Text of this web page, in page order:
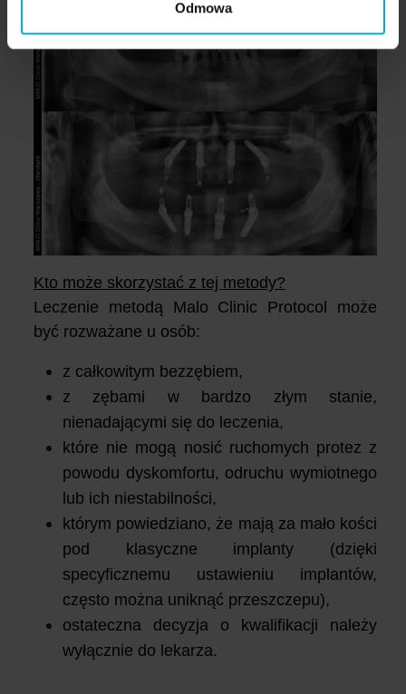
Odmowa
Kto może skorzystać z tej metody?
Leczenie metodą Malo Clinic Protocol może
być rozważane u osób:
z całkowitym bezzębiem,
z zębami w bardzo złym stanie,
nienadającymi się do leczenia,
które nie mogą nosić ruchomych protez z
powodu dyskomfortu, odruchu wymiotnego
lub ich niestabilności,
którym powiedziano, że mają za mało kości
pod klasyczne implanty (dzięki
specyficznemu ustawieniu implantów,
często można uniknąć przeszczepu),
ostateczna decyzja o kwalifikacji należy
wyłącznie do lekarza.